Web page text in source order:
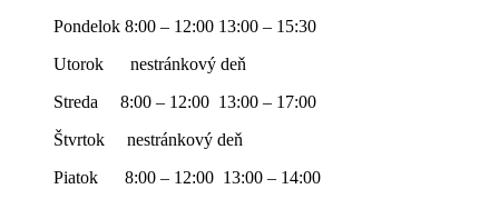
Pondelok 8:00 – 12:00 13:00 – 15:30
Utorok nestránkový deň
Streda 8:00 – 12:00 13:00 – 17:00
Štvrtok nestránkový deň
Piatok 8:00 – 12:00 13:00 – 14:00